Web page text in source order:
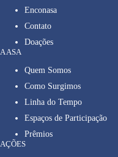
Enconasa
Contato
Doações
A ASA
Quem Somos
Como Surgimos
Linha do Tempo
Espaços de Participação
Prêmios
AÇÕES